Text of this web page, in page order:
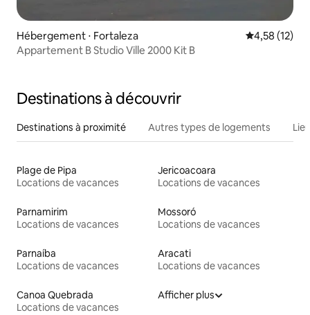
Hébergement ⋅ Fortaleza Évaluation
4,58 (12)
Appartement B Studio Ville 2000 Kit B
Destinations à découvrir
Destinations à proximité Autres types de logements
Plage de Pipa
Locations de vacances
Jericoacoara
Locations de vacances
Parnamirim
Locations de vacances
Mossoró
Locations de vacances
Parnaíba
Locations de vacances
Aracati
Locations de vacances
Canoa Quebrada
Locations de vacances
Afficher plus